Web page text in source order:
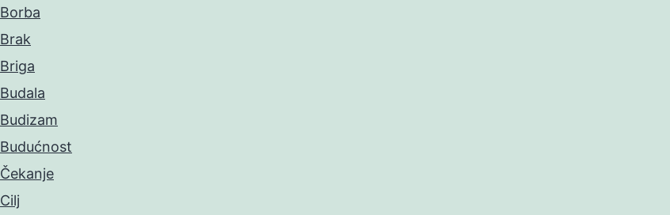
Borba
Brak
Briga
Budala
Budizam
Budućnost
Čekanje
Cilj